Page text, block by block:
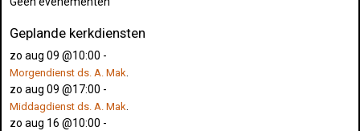
Geplande kerkdiensten
zo aug 09 @10:00 -
Morgendienst ds. A. Mak
zo aug 09 @17:00 -
Middagdienst ds. A. Mak
zo aug 16 @10:00 -